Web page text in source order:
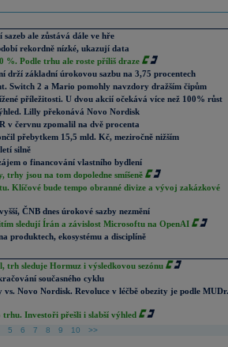
ale zůstává dále ve hře
rekordně nízké, ukazují data
%. Podle trhu ale roste příliš draze
drží základní úrokovou sazbu na 3,75 procentech
Switch 2 a Mario pomohly navzdory dražším čipům
příležitosti. U dvou akcií očekává více než 100% růst
Lilly překonává Novo Nordisk
v červnu zpomalil na dvě procenta
přebytkem 15,5 mld. Kč, meziročně nižším
silně
o financování vlastního bydlení
jsou na tom dopoledne smíšeně
Klíčové bude tempo obranné divize a vývoj zakázkové
ČNB dnes úrokové sazby nezmění
sledují Írán a závislost Microsoftu na OpenAI
produktech, ekosystému a disciplíně
sleduje Hormuz i výsledkovou sezónu
současného cyklu
Novo Nordisk. Revoluce v léčbě obezity je podle MUDr.
Investoři přešli i slabší výhled
5 6 7 8 9 10 >>